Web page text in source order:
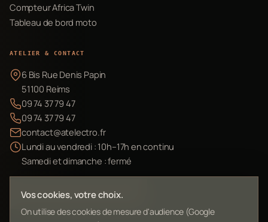
Compteur Africa Twin
Tableau de bord moto
ATELIER & CONTACT
6 Bis Rue Denis Papin
51100 Reims
09 74 37 79 47
09 74 37 79 47
contact@atelectro.fr
Lundi au vendredi : 10h–17h en continu
Samedi et dimanche : fermé
Envoyer mon matériel
Vos cookies, votre choix.
On utilise des cookies de mesure d'audience (Google